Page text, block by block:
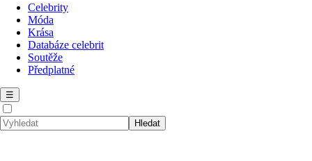
Celebrity
Móda
Krása
Databáze celebrit
Soutěže
Předplatné
☰